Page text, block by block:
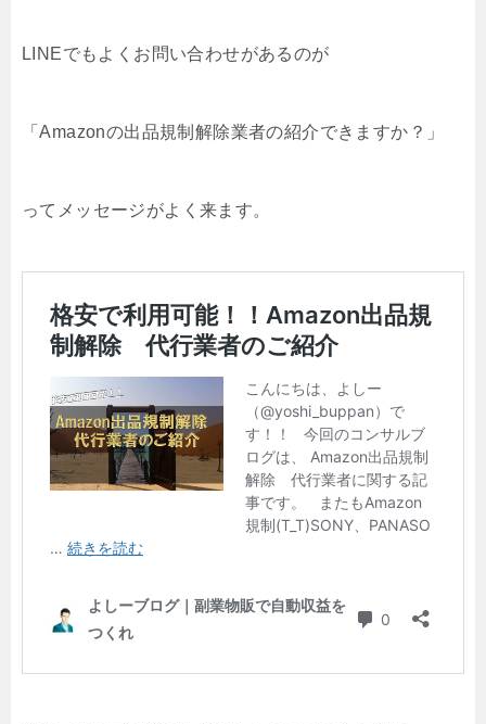
LINEでもよくお問い合わせがあるのが
「Amazonの出品規制解除業者の紹介できますか？」
ってメッセージがよく来ます。